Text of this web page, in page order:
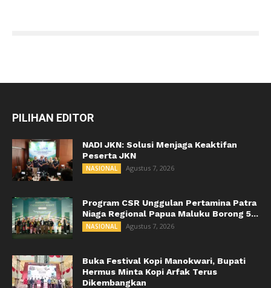
PILIHAN EDITOR
NADI JKN: Solusi Menjaga Keaktifan
Peserta JKN
NASIONAL Agustus 7, 2026
Program CSR Unggulan Pertamina Patra
Niaga Regional Papua Maluku Borong 5...
NASIONAL Agustus 7, 2026
Buka Festival Kopi Manokwari, Bupati
Hermus Minta Kopi Arfak Terus
Dikembangkan